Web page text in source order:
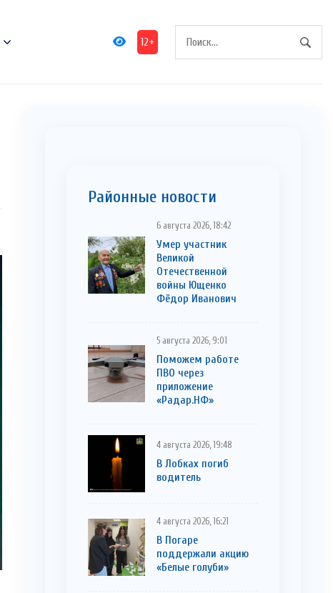
12+
Районные новости
6 августа 2026, 18:42
Умер участник
Великой
Отечественной
войны Ющенко
Фёдор Иванович
5 августа 2026, 9:01
Поможем работе
ПВО через
приложение
«Радар.НФ»
4 августа 2026, 19:48
В Лобках погиб
водитель
4 августа 2026, 16:21
В Погаре
поддержали акцию
«Белые голуби»